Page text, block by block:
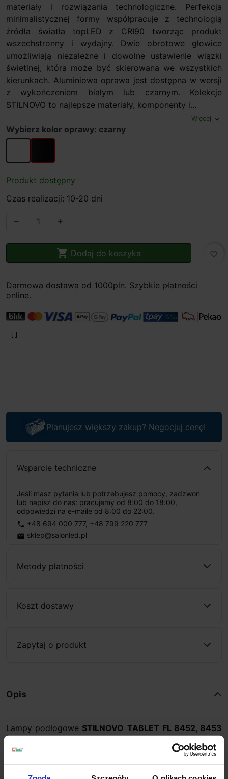
materiały i rozwiązania technologiczne. Perfekcja
minimalistycznej formy współpracuje z technologią
źródła światła topLED z CRI90 tworząc produkt
wszechstronny i wydajny. Dwie obrotowe głowice
umożliwiają niezależne i dowolne ustawienie wiązki
świetlnej, która może być skierowana we wszystkich
kierunkach. Aluminiowa oprawa jest dostępna w wersji
z wykończeniem białym lub czarnym. Kolekcje
STILNOVO to najlepsze materiały, komponenty i...
Więcej expand_more
Wybierz kolor oprawy: czarny
biały czarny
Produkt dostępny
Czas realizacji: 10-20 dni
 
 Dodaj do koszyka favorite_border
Darmowa dostawa od 1000pln. Szybkie płatności
online.
Planujesz większy zakup? Negocjuj cenę!
Wsparcie techniczne
Jeśli masz pytania lub potrzebujesz pomocy, zadzwoń
lub napisz do nas: pracujemy od 8:00 do 18:00,
odpowiedzi na e-maile od 8:00 do 22:00.
phone +48 694 000 777, +48 799 220 777
email sklep@salonled.pl
Metody płatności
Koszt dostawy
Zapytaj o produkt
Opis
Lampy podłogowe STILNOVO TABLET FL 8452, 8453
materiały i rozwiązania technologiczne. Perfekcja
minimalistycznej formy współpracuje z technologią
źródła światła topLED z CRI90 tworząc produkt